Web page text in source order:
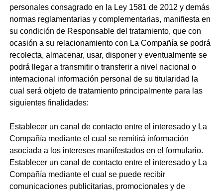
personales consagrado en la Ley 1581 de 2012 y demás
normas reglamentarias y complementarias, manifiesta en
su condición de Responsable del tratamiento, que con
ocasión a su relacionamiento con La Compañía se podrá
recolecta, almacenar, usar, disponer y eventualmente se
podrá llegar a transmitir o transferir a nivel nacional o
internacional información personal de su titularidad la
cual será objeto de tratamiento principalmente para las
siguientes finalidades:
Establecer un canal de contacto entre el interesado y La
Compañía mediante el cual se remitirá información
asociada a los intereses manifestados en el formulario.
Establecer un canal de contacto entre el interesado y La
Compañía mediante el cual se puede recibir
comunicaciones publicitarias, promocionales y de